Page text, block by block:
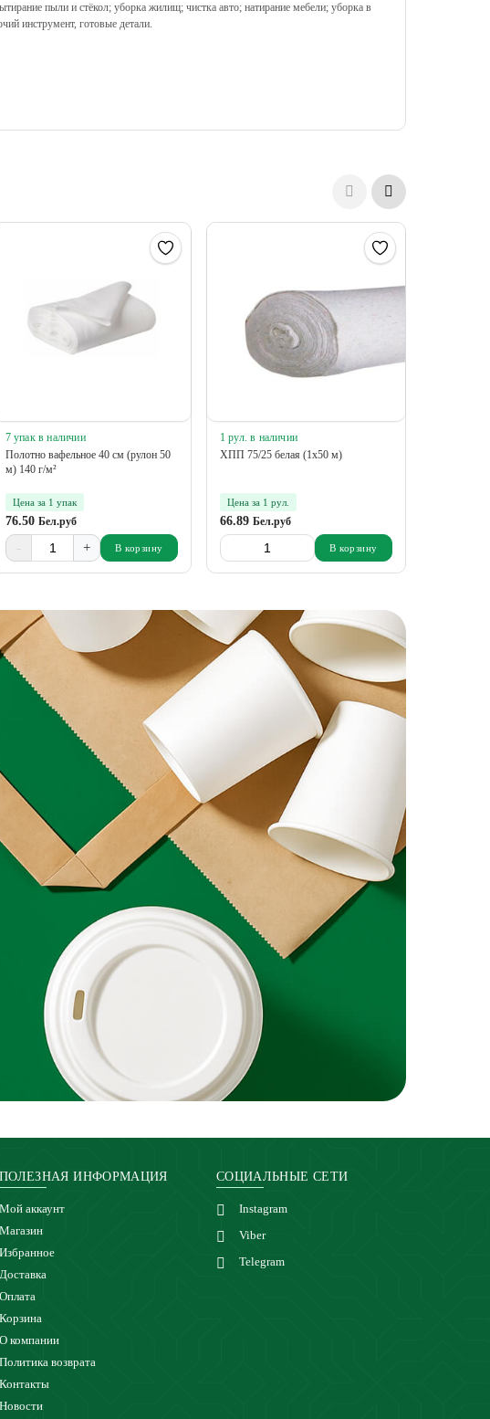
пыли и стёкол; уборка жилищ; чистка авто; натирание мебели; уборка в
инструмент, готовые детали.
7 упак в наличии
Полотно вафельное 40 см (рулон 50
м) 140 г/м²
Цена за 1 упак
76.50 Бел.руб
- + В корзину
1 рул. в наличии
ХПП 75/25 белая (1х50 м)
Цена за 1 рул.
66.89 Бел.руб
В корзину
ПОЛЕЗНАЯ ИНФОРМАЦИЯ
Мой аккаунт
Магазин
Избранное
Доставка
Оплата
Корзина
О компании
Политика возврата
Контакты
Новости
СОЦИАЛЬНЫЕ СЕТИ
Instagram
Viber
Telegram